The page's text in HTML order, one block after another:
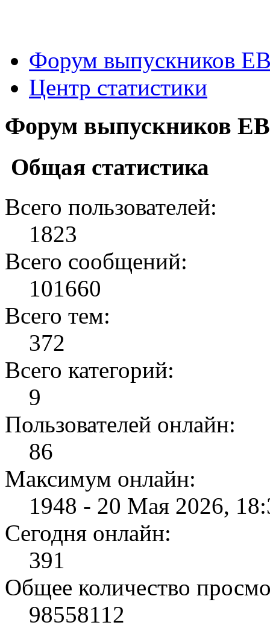
Форум выпускников
Центр статистики
Форум выпускников
Общая статистика
Всего пользователей:
1823
Всего сообщений:
101660
Всего тем:
372
Всего категорий:
9
Пользователей онлайн:
86
Максимум онлайн:
1948 - 20 Мая 2026,
Сегодня онлайн:
391
Общее количество
98558112